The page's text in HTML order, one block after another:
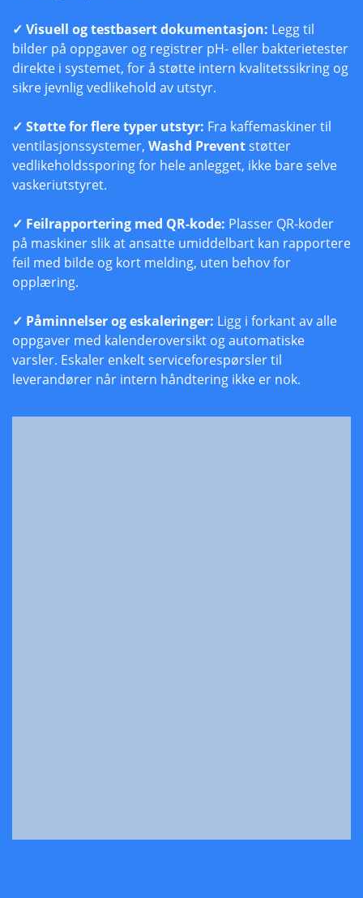
✓ Visuell og testbasert dokumentasjon: Legg til
bilder på oppgaver og registrer pH- eller bakterietester
direkte i systemet, for å støtte intern kvalitetssikring og
sikre jevnlig vedlikehold av utstyr.
✓ Støtte for flere typer utstyr: Fra kaffemaskiner til
ventilasjonssystemer, Washd Preventstøtter
vedlikeholdssporing for hele anlegget, ikke bare selve
vaskeriutstyret.
✓ Feilrapportering med QR-kode: Plasser QR-koder
på maskiner slik at ansatte umiddelbart kan rapportere
feil med bilde og kort melding, uten behov for
opplæring.
✓ Påminnelser og eskaleringer: Ligg i forkant av alle
oppgaver med kalenderoversikt og automatiske
varsler. Eskaler enkelt serviceforespørsler til
leverandører når intern håndtering ikke er nok.